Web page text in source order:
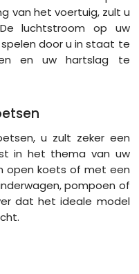
van het voertuig, zult u
luchtstroom op uw
door u in staat te
en uw hartslag te
u zult zeker een
in het thema van uw
open koets of met een
pompoen of
dat het ideale model